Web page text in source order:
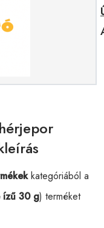
kategóriából a
ízű 30 g) terméket